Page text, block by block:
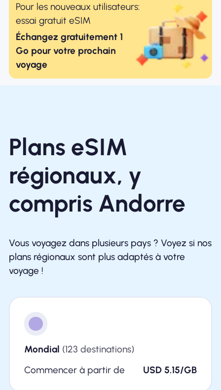
Pour les nouveaux utilisateurs:
essai gratuit eSIM
Échangez gratuitement 1
Go pour votre prochain
voyage
Plans eSIM
régionaux, y
compris Andorre
Vous voyagez dans plusieurs pays ? Voyez si nos
plans régionaux sont plus adaptés à votre
voyage !
Mondial (123 destinations)
Commencer à partir de
USD 5.15/GB